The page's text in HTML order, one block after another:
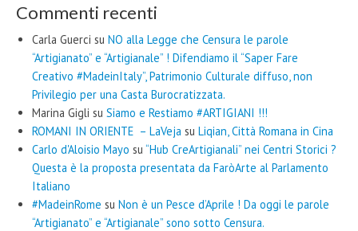
Commenti recenti
Carla Guerci su NO alla Legge che Censura le parole
“Artigianato” e “Artigianale” ! Difendiamo il “Saper Fare
Creativo #MadeinItaly”, Patrimonio Culturale diffuso, non
Privilegio per una Casta Burocratizzata.
Marina Gigli su Siamo e Restiamo #ARTIGIANI !!!
ROMANI IN ORIENTE – LaVeja su Liqian, Città Romana in Cina
Carlo d'Aloisio Mayo su “Hub CreArtigianali” nei Centri Storici ?
Questa è la proposta presentata da FaròArte al Parlamento
Italiano
#MadeinRome su Non è un Pesce d’Aprile ! Da oggi le parole
“Artigianato” e “Artigianale” sono sotto Censura.